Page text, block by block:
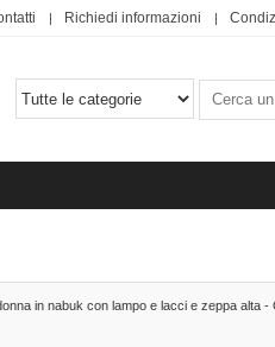
Richiedi informazioni
in nabuk con lampo e lacci e zeppa alta -